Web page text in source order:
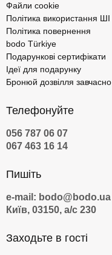
Файли cookie
Політика використання ШІ
Політика повернення
bodo Türkiye
Подарункові сертифікати
Ідеї для подарунку
Бронюй дозвілля завчасно
Телефонуйте
056 787 06 07
067 463 16 14
Пишіть
e-mail: bodo@bodo.ua
Київ, 03150, а/с 230
Заходьте в гості